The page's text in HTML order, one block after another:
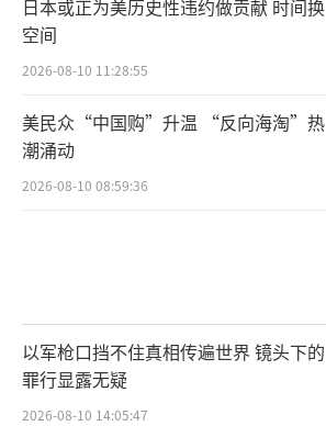
日本或正为美历史性违约做贡献 时间换
空间
2026-08-10 11:28:55
美民众“中国购”升温 “反向海淘”热
潮涌动
2026-08-10 08:59:36
以军枪口挡不住真相传遍世界 镜头下的
罪行显露无疑
2026-08-10 14:05:47